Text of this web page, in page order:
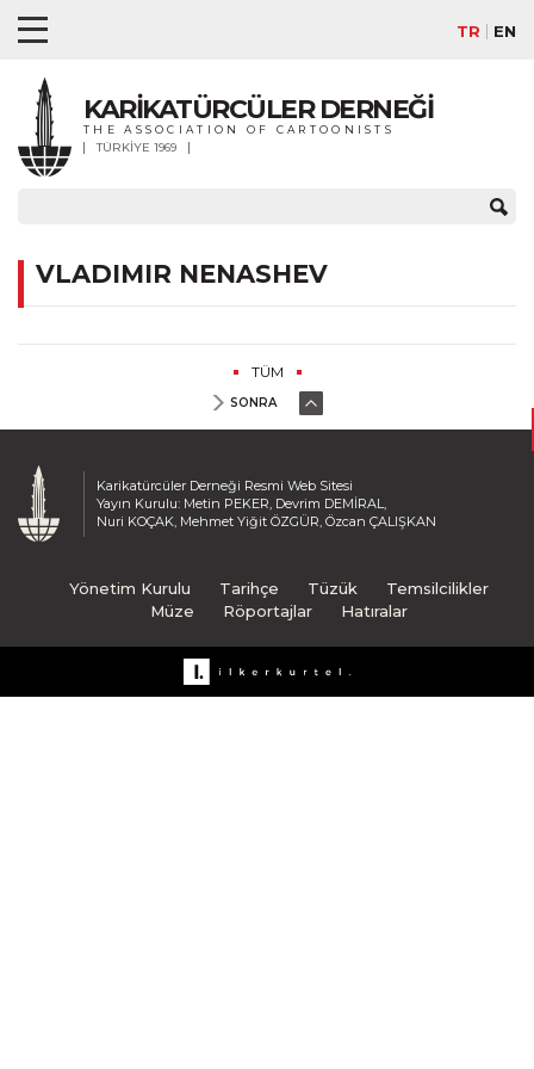
TR EN
KARİKATÜRCÜLER DERNEĞİ
THE ASSOCIATION OF CARTOONISTS
TÜRKİYE 1969
VLADIMIR NENASHEV
TÜM
SONRA
Karikatürcüler Derneği Resmi Web Sitesi
Yayın Kurulu: Metin PEKER, Devrim DEMİRAL,
Nuri KOÇAK, Mehmet Yiğit ÖZGÜR, Özcan ÇALIŞKAN
Yönetim Kurulu Tarihçe Tüzük
Temsilcilikler
Müze
Röportajlar Hatıralar